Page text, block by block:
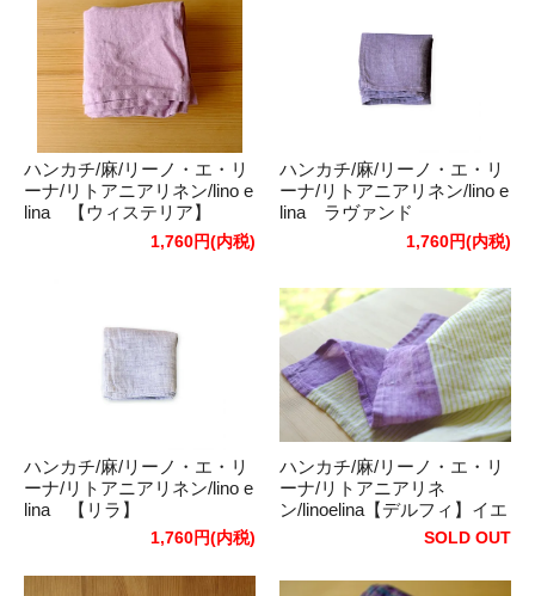
ハンカチ/麻/リーノ・エ・リ
ーナ/リトアニアリネン/lino e
lina 【ウィステリア】
1,760円(内税)
ハンカチ/麻/リーノ・エ・リ
ーナ/リトアニアリネン/lino e
lina ラヴァンド
1,760円(内税)
ハンカチ/麻/リーノ・エ・リ
ーナ/リトアニアリネン/lino e
lina 【リラ】
1,760円(内税)
ハンカチ/麻/リーノ・エ・リ
ーナ/リトアニアリネ
ン/linoelina【デルフィ】イエ
SOLD OUT